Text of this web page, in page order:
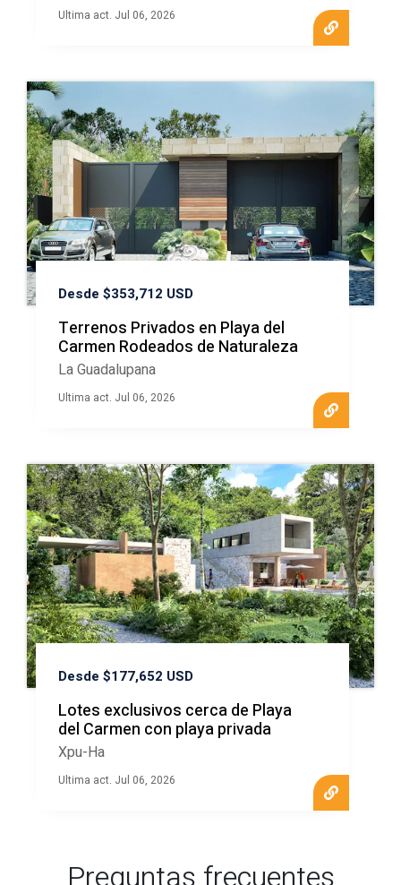
Ultima act. Jul 06, 2026
Desde $353,712 USD
Terrenos Privados en Playa del
Carmen Rodeados de Naturaleza
La Guadalupana
Ultima act. Jul 06, 2026
Desde $177,652 USD
Lotes exclusivos cerca de Playa
del Carmen con playa privada
Xpu-Ha
Ultima act. Jul 06, 2026